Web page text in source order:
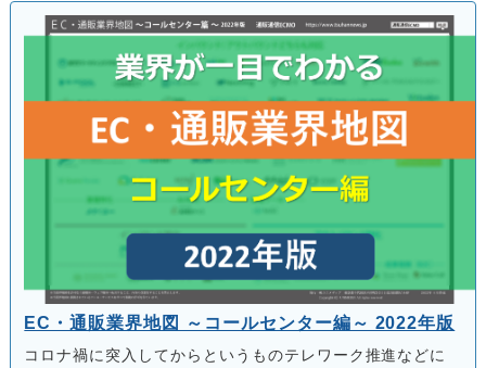
EC・通販業界地図 ～コールセンター編～ 2022年版
コロナ禍に突入してからというものテレワーク推進などに